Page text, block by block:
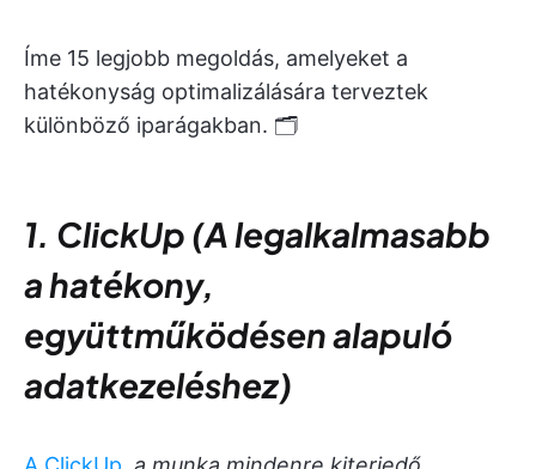
Íme 15 legjobb megoldás, amelyeket a
hatékonyság optimalizálására terveztek
különböző iparágakban. 🗂️
1. ClickUp (A legalkalmasabb
a hatékony,
együttműködésen alapuló
adatkezeléshez)